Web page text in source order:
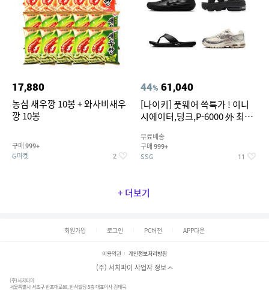
17,880
농심 새우깡 10봉 + 와사비새우
깡 10봉
구매 999+
G마켓 2
44% 61,040
[나이키] 풋웨어 쓱특가 ! 이니
시에이터,덩크,P-6000 外 최대
무료배송
구매 999+
SSG 11
+ 더보기
회원가입 로그인 PC버전 APP다운
이용약관 개인정보처리방침
(주) 서치파이 사업자 정보
(주)서치파이
서울특별시 서초구 반포대로88, 반석빌딩 5층 대표이사 김태묵